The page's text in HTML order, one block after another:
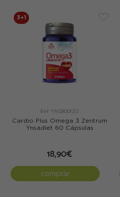
3+1
Ref: YNS8001ZO
Cardio Plus Omega 3 Zentrum
Ynsadiet 60 Cápsulas
18,90€
comprar